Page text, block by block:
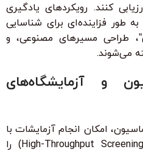
کنند. رویکردهای یادگیری
طور فزاینده‌ای برای شناسایی
طراحی مسیرهای مصنوعی، و
می‌شوند.
و آزمایشگاه‌های
امکان انجام آزمایشات با
توان عملیاتی بالا (High-Throughput Screening – HTS) را